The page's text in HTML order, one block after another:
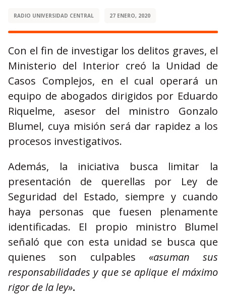
RADIO UNIVERSIDAD CENTRAL 27 ENERO, 2020
Con el fin de investigar los delitos graves, el
Ministerio del Interior creó la Unidad de
Casos Complejos, en el cual operará un
equipo de abogados dirigidos por Eduardo
Riquelme, asesor del ministro Gonzalo
Blumel, cuya misión será dar rapidez a los
procesos investigativos.
Además, la iniciativa busca limitar la
presentación de querellas por Ley de
Seguridad del Estado, siempre y cuando
haya personas que fuesen plenamente
identificadas. El propio ministro Blumel
señaló que con esta unidad se busca que
quienes son culpables «asuman sus
responsabilidades y que se aplique el máximo
rigor de la ley».